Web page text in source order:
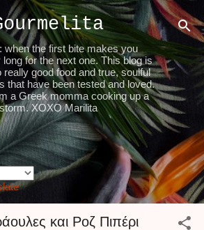
Skip to main content
when the first bite makes you
for the next one. This blog is
really good food and true, soulful
that have been tested and loved.
a Greek momma cooking up a
storm. XOXO Marilita
και Ροζ Πιπέρι